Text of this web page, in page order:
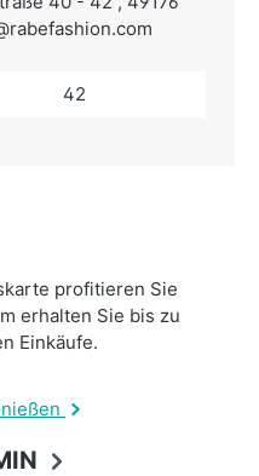
42
profitieren Sie
erhalten Sie bis zu
Einkäufe.